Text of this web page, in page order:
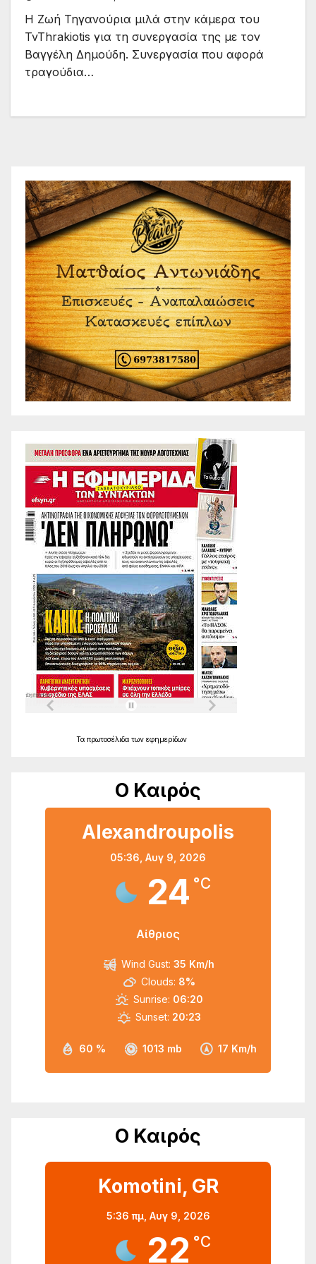
Η Ζωή Τηγανούρια μιλά στην κάμερα του
TvThrakiotis για τη συνεργασία της με τον
Βαγγέλη Δημούδη. Συνεργασία που αφορά
τραγούδια…
Τα πρωτοσέλιδα των εφημερίδων
Ο Καιρός
Alexandroupolis
05:36, Αυγ 9, 2026
24 °C
Αίθριος
60 % 1013 mb 17 Km/h
Wind Gust: 35 Km/h
Clouds: 8%
Sunrise: 06:20
Sunset: 20:23
Ο Καιρός
Komotini, GR
5:36 πμ, Αυγ 9, 2026
22 °C